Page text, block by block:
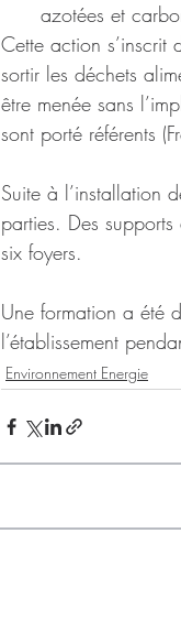
azotées et
Cette action s’inscrit
sortir les déchets
être menée sans
sont porté référents
Suite à l’installation
parties. Des
six foyers.
Une formation a été
l’établissement
Environnement Energie